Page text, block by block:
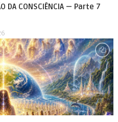
DA CONSCIÊNCIA — Parte 7